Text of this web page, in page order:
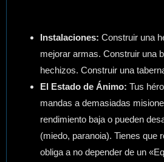
Instalaciones: Construir una
mejorar armas. Construir una
hechizos. Construir una
El Estado de Ánimo: Tus
mandas a demasiadas
rendimiento baja o pueden
(miedo, paranoia). Tienes que
obliga a no depender de un